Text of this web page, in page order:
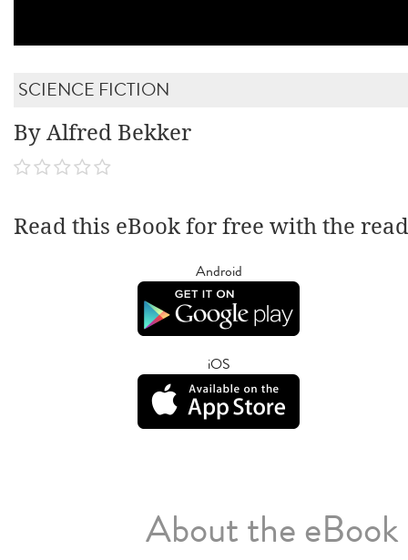
SCIENCE FICTION
By Alfred Bekker
Read this eBook for free with the
Android
iOS
About the eBook